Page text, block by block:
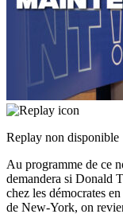
Replay non disponible
Au programme de ce
demandera si Donald
chez les démocrates
de New-York, on